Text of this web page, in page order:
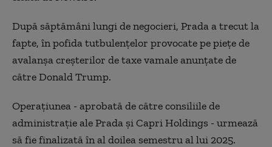
După săptămâni lungi de negocieri, Prada a trecut la
fapte, în pofida tutbulenţelor provocate pe pieţe de
avalanşa creşterilor de taxe vamale anunţate de
către Donald Trump.
Operaţiunea - aprobată de către consiliile de
administraţie ale Prada şi Capri Holdings - urmează
să fie finalizată în al doilea semestru al lui 2025.